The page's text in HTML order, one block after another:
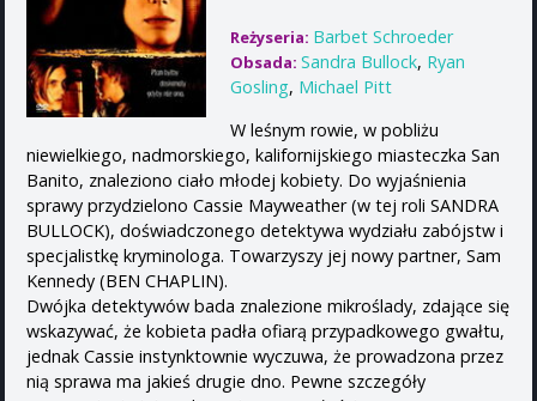
Reżyseria: Barbet Schroeder
Obsada: Sandra Bullock, Ryan
Gosling, Michael Pitt
W leśnym rowie, w pobliżu
niewielkiego, nadmorskiego, kalifornijskiego miasteczka San
Banito, znaleziono ciało młodej kobiety. Do wyjaśnienia
sprawy przydzielono Cassie Mayweather (w tej roli SANDRA
BULLOCK), doświadczonego detektywa wydziału zabójstw i
specjalistkę kryminologa. Towarzyszy jej nowy partner, Sam
Kennedy (BEN CHAPLIN).
Dwójka detektywów bada znalezione mikroślady, zdające się
wskazywać, że kobieta padła ofiarą przypadkowego gwałtu,
jednak Cassie instynktownie wyczuwa, że prowadzona przez
nią sprawa ma jakieś drugie dno. Pewne szczegóły